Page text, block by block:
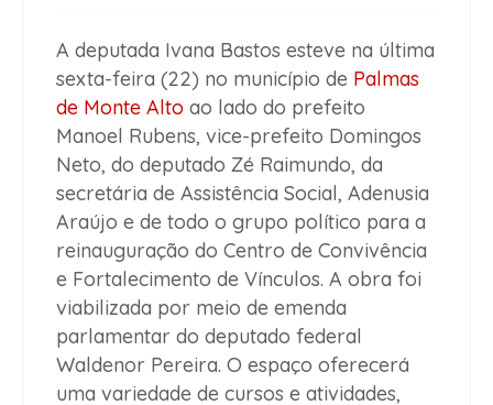
A deputada Ivana Bastos esteve na última
sexta-feira (22) no município de Palmas
de Monte Alto ao lado do prefeito
Manoel Rubens, vice-prefeito Domingos
Neto, do deputado Zé Raimundo, da
secretária de Assistência Social, Adenusia
Araújo e de todo o grupo político para a
reinauguração do Centro de Convivência
e Fortalecimento de Vínculos. A obra foi
viabilizada por meio de emenda
parlamentar do deputado federal
Waldenor Pereira. O espaço oferecerá
uma variedade de cursos e atividades,